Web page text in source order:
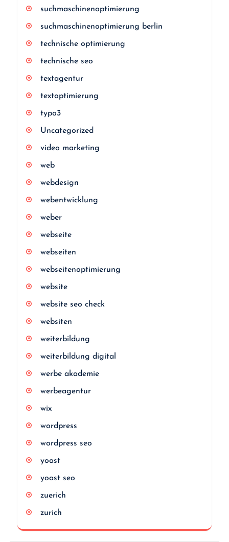
suchmaschinenoptimierung
suchmaschinenoptimierung berlin
technische optimierung
technische seo
textagentur
textoptimierung
typo3
Uncategorized
video marketing
web
webdesign
webentwicklung
weber
webseite
webseiten
webseitenoptimierung
website
website seo check
websiten
weiterbildung
weiterbildung digital
werbe akademie
werbeagentur
wix
wordpress
wordpress seo
yoast
yoast seo
zuerich
zurich